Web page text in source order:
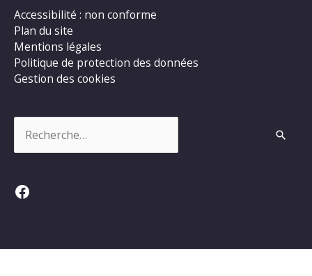
Accessibilité : non conforme
Plan du site
Mentions légales
Politique de protection des données
Gestion des cookies
Facebook